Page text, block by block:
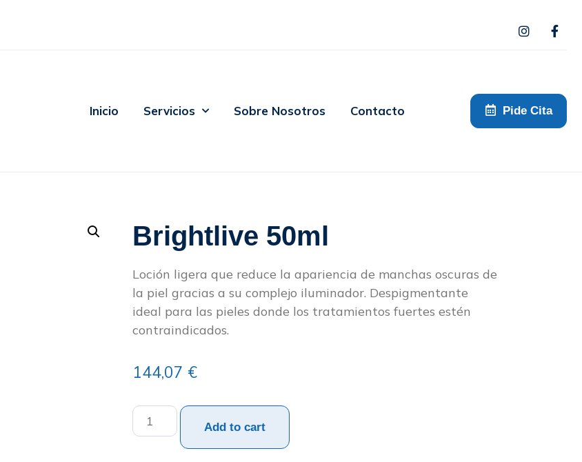
Inicio Servicios Sobre Nosotros Contacto Pide Cita
Brightlive 50ml
Loción ligera que reduce la apariencia de manchas oscuras de
la piel gracias a su complejo iluminador. Despigmentante
ideal para las pieles donde los tratamientos fuertes estén
contraindicados.
144,07 €
Add to cart